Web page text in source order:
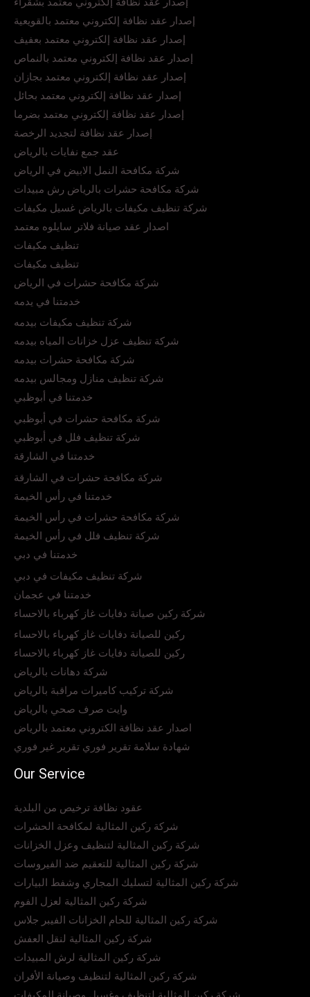
إصدار عقد نظافة إلكتروني معتمد بالقويعية
إصدار عقد نظافة إلكتروني معتمد بعفيف
إصدار عقد نظافة إلكتروني معتمد بالنماص
إصدار عقد نظافة إلكتروني معتمد بجازان
إصدار عقد نظافة إلكتروني معتمد بحائل
إصدار عقد نظافة إلكتروني معتمد بضرما
إصدار عقد نظافة لتجديد الرخصة
عقد جمع نفايات بالرياض
شركة مكافحة النمل الابيض في الرياض
شركة مكافحة حشرات بالرياض رش مبيدات
شركة تنظيف مكيفات بالرياض غسيل مكيفات
اصدار عقد صيانة فلاتر سايلوه معتمد
تنظيف مكيفات
تنظيف مكيفات
شركة مكافحة حشرات في الرياض
خدمتنا في يدمه
شركة تنظيف مكيفات بيدمه
شركة تنظيف عزل خزانات المياه بيدمه
شركة مكافحة حشرات بيدمه
شركة تنظيف منازل ومجالس بيدمه
خدمتنا في أبوظبي
شركة مكافحة حشرات في أبوظبي
شركة تنظيف فلل في أبوظبي
خدمتنا في الشارقة
شركة مكافحة حشرات في الشارقة
خدمتنا في رأس الخيمة
شركة مكافحة حشرات في رأس الخيمة
شركة تنظيف فلل في رأس الخيمة
خدمتنا في دبي
شركة تنظيف مكيفات في دبي
خدمتنا في عجمان
شركة ركين صيانة دفايات غاز كهرباء بالاحساء
ركين للصيانة دفايات غاز كهرباء بالاحساء
ركين للصيانة دفايات غاز كهرباء بالاحساء
شركة دهانات بالرياض
شركة تركيب كاميرات مراقبة بالرياض
وايت صرف صحي بالرياض
اصدار عقد نظافة الكتروني معتمد بالرياض
شهادة سلامة تقرير فوري تقرير غير فوري
Our Service
عقود نظافة ترخيص من البلدية
شركة ركين المثالية لمكافحة الحشرات
شركة ركين المثالية لتنظيف وعزل الخزانات
شركة ركين المثالية للتعقيم ضد الفيروسات
شركة ركين المثالية لتسليك المجاري وشفط البيارات
شركة ركين المثالية لعزل الفوم
شركة ركين المثالية للحام الخزانات الفيبر جلاس
شركة ركين المثالية لنقل العفش
شركة ركين المثالية لرش المبيدات
شركة ركين المثالية لتنظيف وصيانة الأفران